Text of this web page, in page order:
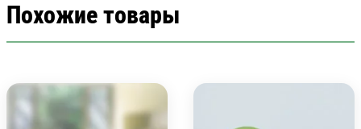
Похожие товары